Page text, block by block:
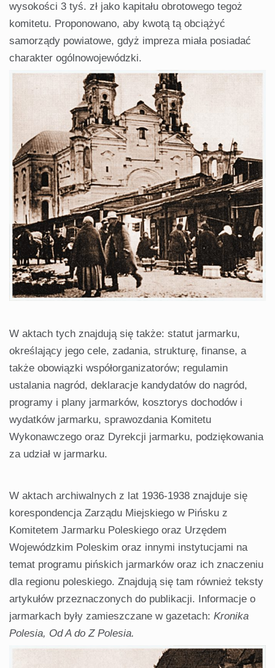
wysokości 3 tyś. zł jako kapitału obrotowego tegoż
komitetu. Proponowano, aby kwotą tą obciążyć
samorządy powiatowe, gdyż impreza miała posiadać
charakter ogólnowojewódzki.
W aktach tych znajdują się także: statut jarmarku,
określający jego cele, zadania, strukturę, finanse, a
także obowiązki współorganizatorów; regulamin
ustalania nagród, deklaracje kandydatów do nagród,
programy i plany jarmarków, kosztorys dochodów i
wydatków jarmarku, sprawozdania Komitetu
Wykonawczego oraz Dyrekcji jarmarku, podziękowania
za udział w jarmarku.
W aktach archiwalnych z lat 1936-1938 znajduje się
korespondencja Zarządu Miejskiego w Pińsku z
Komitetem Jarmarku Poleskiego oraz Urzędem
Wojewódzkim Poleskim oraz innymi instytucjami na
temat programu pińskich jarmarków oraz ich znaczeniu
dla regionu poleskiego. Znajdują się tam również teksty
artykułów przeznaczonych do publikacji. Informacje o
jarmarkach były zamieszczane w gazetach: Kronika
Polesia, Od A do Z Polesia.